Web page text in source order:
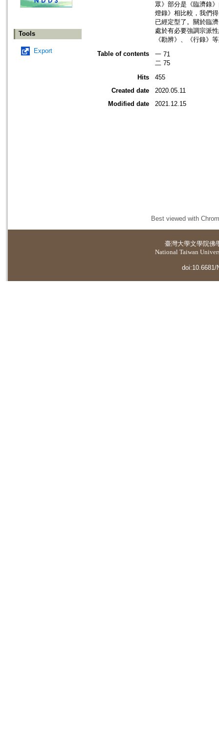
Tools
Export
眾》部分是《臨濟錄
燈錄》相比較，我們
已經定型了。關於臨
處於有必要強調宗派
《勘辨》、《行錄》
Table of contents
一 71
二 75
Hits
455
Created date
2020.05.11
Modified date
2021.12.15
Best viewed with
臺灣大學文學院佛
National Taiwan
doi:10.6681/